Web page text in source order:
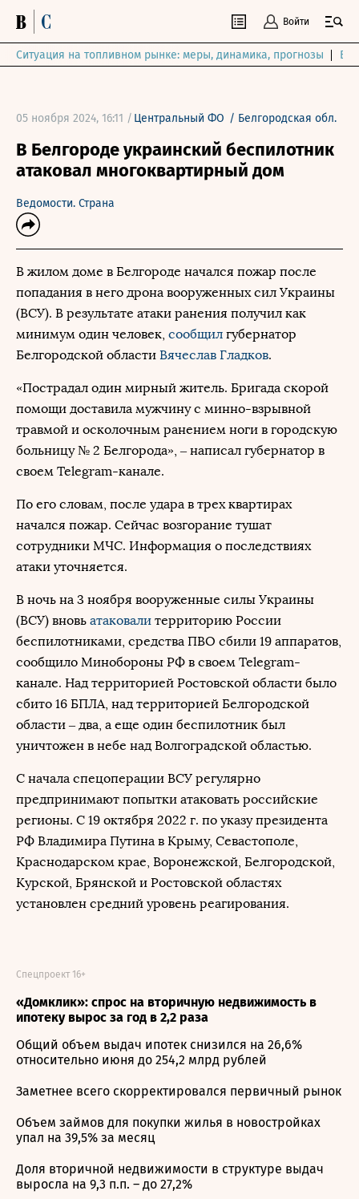
Войти
Ситуация на топливном рынке: меры, динамика, прогнозы
05 ноября 2024, 16:11 / Центральный ФО / Белгородская обл.
В Белгороде украинский беспилотник
атаковал многоквартирный дом
Ведомости. Страна
В жилом доме в Белгороде начался пожар после
попадания в него дрона вооруженных сил Украины
(ВСУ). В результате атаки ранения получил как
минимум один человек, сообщил губернатор
Белгородской области Вячеслав Гладков.
«Пострадал один мирный житель. Бригада скорой
помощи доставила мужчину с минно-взрывной
травмой и осколочным ранением ноги в городскую
больницу № 2 Белгорода», – написал губернатор в
своем Telegram-канале.
По его словам, после удара в трех квартирах
начался пожар. Сейчас возгорание тушат
сотрудники МЧС. Информация о последствиях
атаки уточняется.
В ночь на 3 ноября вооруженные силы Украины
(ВСУ) вновь атаковали территорию России
беспилотниками, средства ПВО сбили 19 аппаратов,
сообщило Минобороны РФ в своем Telegram-
канале. Над территорией Ростовской области было
сбито 16 БПЛА, над территорией Белгородской
области – два, а еще один беспилотник был
уничтожен в небе над Волгоградской областью.
С начала спецоперации ВСУ регулярно
предпринимают попытки атаковать российские
регионы. С 19 октября 2022 г. по указу президента
РФ Владимира Путина в Крыму, Севастополе,
Краснодарском крае, Воронежской, Белгородской,
Курской, Брянской и Ростовской областях
установлен средний уровень реагирования.
«Домклик»: спрос на вторичную недвижимость в
ипотеку вырос за год в 2,2 раза
Спецпроект 16+
Общий объем выдач ипотек снизился на 26,6%
относительно июня до 254,2 млрд рублей
Заметнее всего скорректировался первичный рынок
Объем займов для покупки жилья в новостройках
упал на 39,5% за месяц
Доля вторичной недвижимости в структуре выдач
выросла на 9,3 п.п. – до 27,2%